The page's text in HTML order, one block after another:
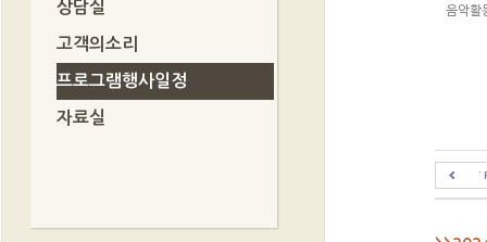
상담실
고객의소리
프로그램행사일정
자료실
음악활